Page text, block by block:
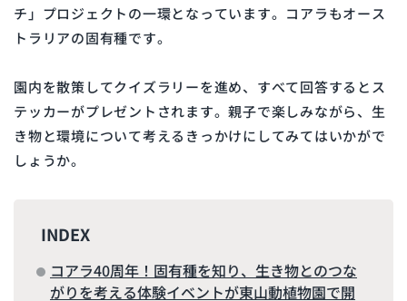
チ」プロジェクトの一環となっています。コアラもオース
トラリアの固有種です。
園内を散策してクイズラリーを進め、すべて回答するとス
テッカーがプレゼントされます。親子で楽しみながら、生
き物と環境について考えるきっかけにしてみてはいかがで
しょうか。
INDEX
コアラ40周年！固有種を知り、生き物とのつな
がりを考える体験イベントが東山動植物園で開